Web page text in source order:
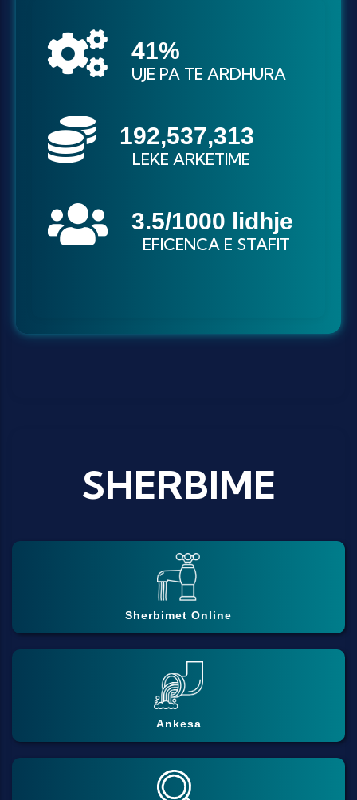
50%
UJE PA TE ARDHURA
237,313,433
LEKE ARKETIME
3.5/1000 lidhje
EFICENCA E STAFIT
SHERBIME
Sherbimet Online
Ankesa